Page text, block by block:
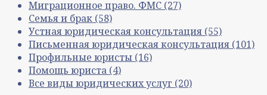
Миграционное право. ФМС (27)
Семья и брак (58)
Устная юридическая консультация (55)
Письменная юридическая консультация (101)
Профильные юристы (16)
Помощь юриста (4)
Все виды юридических услуг (20)